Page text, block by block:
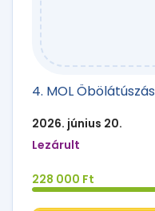
4. MOL Öbölátúszás
2026. június 20.
Lezárult
228 000 Ft